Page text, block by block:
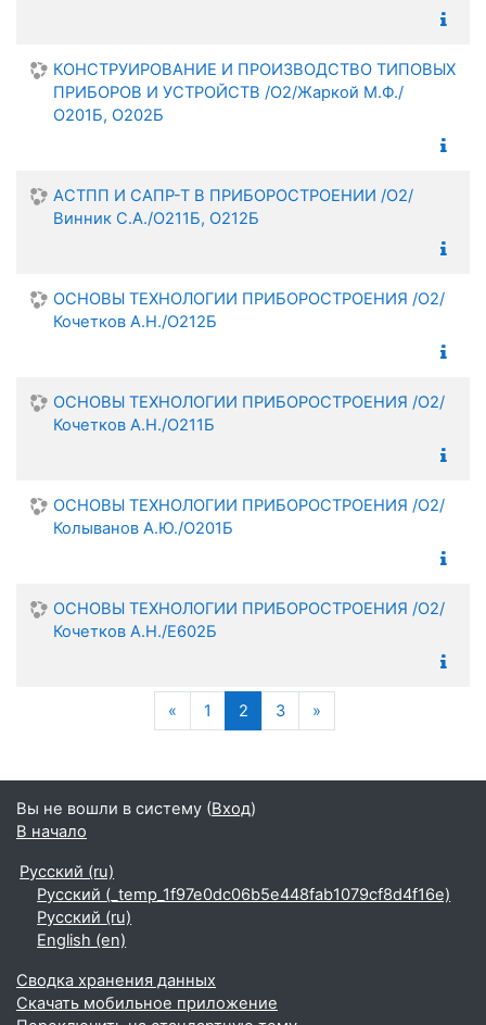
КОНСТРУИРОВАНИЕ И ПРОИЗВОДСТВО ТИПОВЫХ
ПРИБОРОВ И УСТРОЙСТВ /О2/Жаркой М.Ф./
О201Б, О202Б
АСТПП И САПР-Т В ПРИБОРОСТРОЕНИИ /О2/
Винник С.А./О211Б, О212Б
ОСНОВЫ ТЕХНОЛОГИИ ПРИБОРОСТРОЕНИЯ /О2/
Кочетков А.Н./О212Б
ОСНОВЫ ТЕХНОЛОГИИ ПРИБОРОСТРОЕНИЯ /О2/
Кочетков А.Н./О211Б
ОСНОВЫ ТЕХНОЛОГИИ ПРИБОРОСТРОЕНИЯ /О2/
Колыванов А.Ю./О201Б
ОСНОВЫ ТЕХНОЛОГИИ ПРИБОРОСТРОЕНИЯ /О2/
Кочетков А.Н./Е602Б
« Предыдущая страница
1 2 (текущая)
3 »
Вы не вошли в систему (Вход)
В начало
Русский ‎(ru)‎
Русский ‎(_temp_1f97e0dc06b5e448fab1079cf8d4f16e)‎
Русский ‎(ru)‎
English ‎(en)‎
Сводка хранения данных
Скачать мобильное приложение